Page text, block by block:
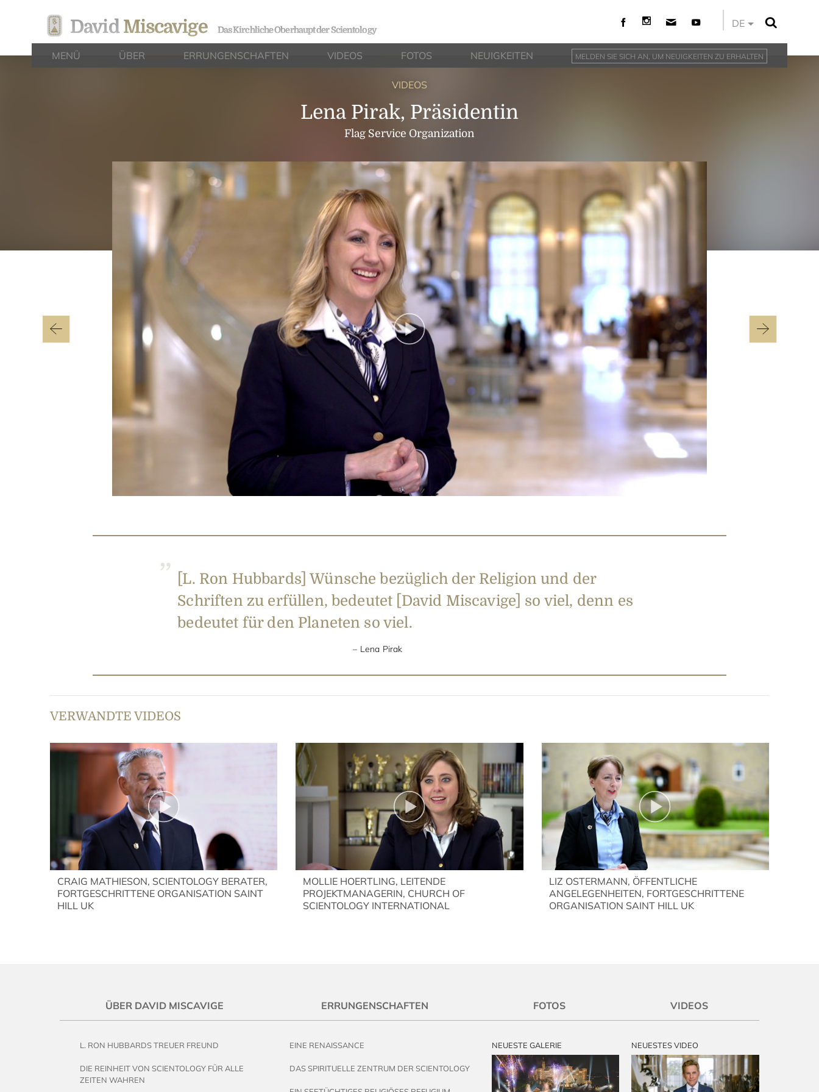
David Miscavige Das Kirchliche Oberhaupt der Scientology
DE
MENÜ ÜBER ERRUNGENSCHAFTEN VIDEOS FOTOS NEUIGKEITEN MELDEN SIE SICH AN, UM NEUIGKEITEN ZU ERHALTEN
VIDEOS
Lena Pirak, Präsidentin
Flag Service Organization
Play
Video
[L. Ron Hubbards] Wünsche bezüglich der Religion und der
Schriften zu erfüllen, bedeutet [David Miscavige] so viel, denn es
bedeutet für den Planeten so viel.
Lena Pirak
VERWANDTE VIDEOS
CRAIG MATHIESON, SCIENTOLOGY BERATER,
FORTGESCHRITTENE ORGANISATION SAINT
HILL UK
MOLLIE HOERTLING, LEITENDE
PROJEKTMANAGERIN, CHURCH OF
SCIENTOLOGY INTERNATIONAL
LIZ OSTERMANN, ÖFFENTLICHE
ANGELEGENHEITEN, FORTGESCHRITTENE
ORGANISATION SAINT HILL UK
ÜBER DAVID MISCAVIGE
L. RON HUBBARDS TREUER FREUND
DIE REINHEIT VON SCIENTOLOGY FÜR ALLE
ZEITEN WAHREN
ERRUNGENSCHAFTEN
EINE RENAISSANCE
DAS SPIRITUELLE ZENTRUM DER SCIENTOLOGY
FOTOS
NEUESTE GALERIE
VIDEOS
NEUESTES VIDEO